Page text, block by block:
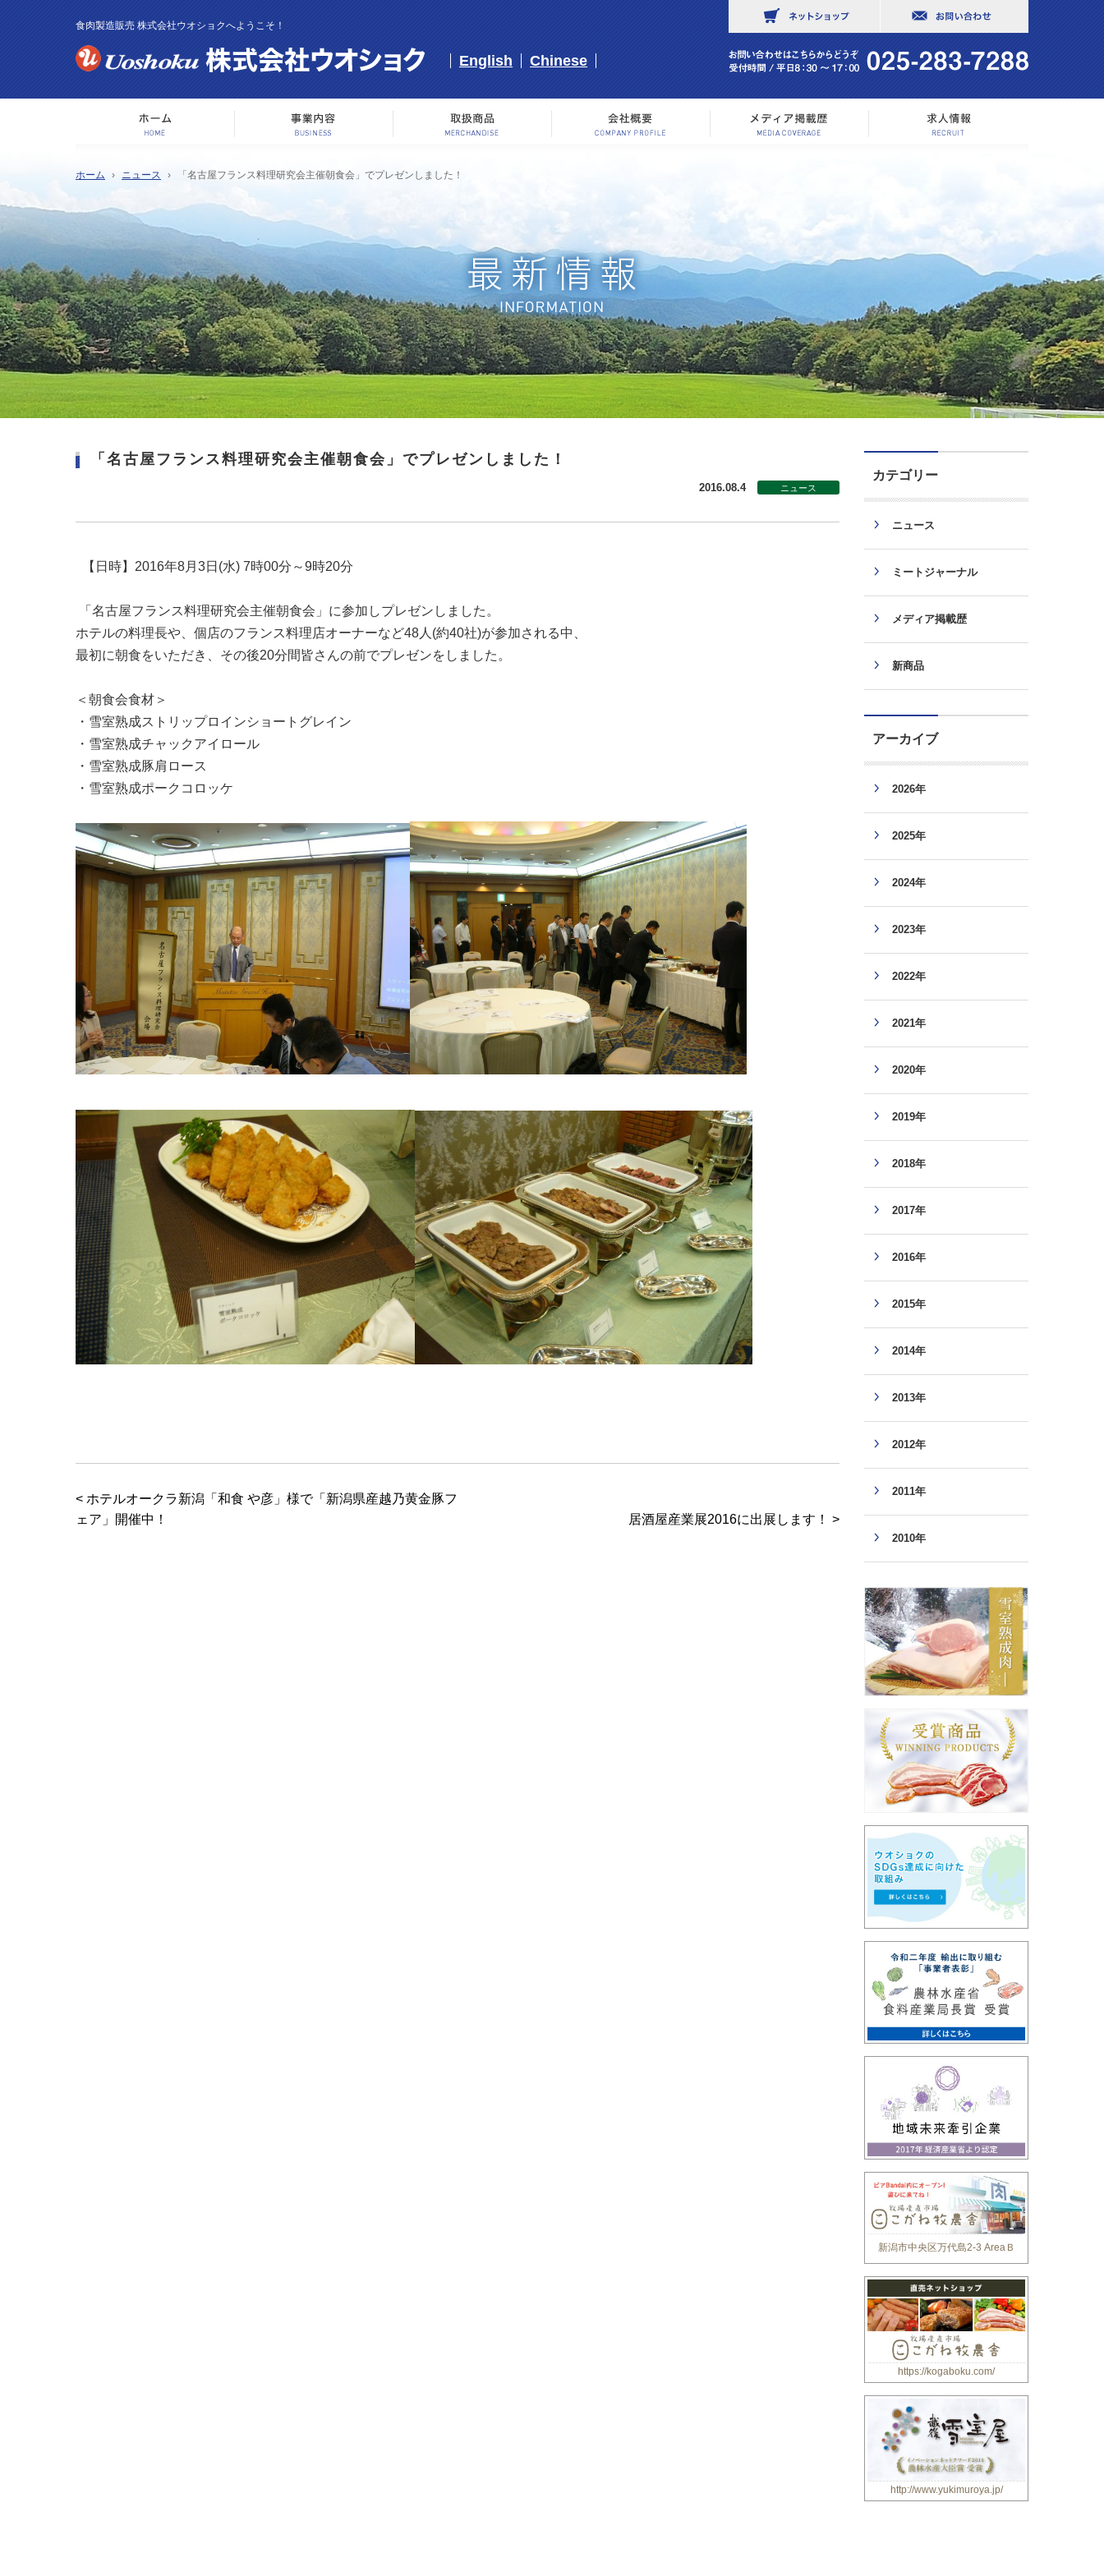
食肉製造販売 株式会社ウオショクへようこそ！
English Chinese
取り扱い商品 会社概要 メディア掲載歴
ホーム ニュース 「名古屋フランス料理研究会主催朝食会」でプレゼンしました！
「名古屋フランス料理研究会主催朝食会」でプレゼンしました！
2016.08.4 ニュース
【日時】2016年8月3日(水) 7時00分～9時20分
「名古屋フランス料理研究会主催朝食会」に参加しプレゼンしました。
ホテルの料理長や、個店のフランス料理店オーナーなど48人(約40社)が参加される中、
最初に朝食をいただき、その後20分間皆さんの前でプレゼンをしました。
＜朝食会食材＞
・雪室熟成ストリップロインショートグレイン
・雪室熟成チャックアイロール
・雪室熟成豚肩ロース
・雪室熟成ポークコロッケ
< ホテルオークラ新潟「和食 や彦」様で「新潟県産越乃黄金豚フ
ェア」開催中！
居酒屋産業展2016に出展します！ >
カテゴリー
ニュース
ミートジャーナル
メディア掲載歴
新商品
アーカイブ
2026年
2025年
2024年
2023年
2022年
2021年
2020年
2019年
2018年
2017年
2016年
2015年
2014年
2013年
2012年
2011年
2010年
新潟市中央区万代島2-3 AreaＢ
https://kogaboku.com/
http://www.yukimuroya.jp/